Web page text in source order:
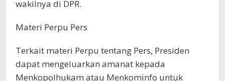
wakilnya di DPR.
Materi Perpu Pers
Terkait materi Perpu tentang Pers, Presiden
dapat mengeluarkan amanat kepada
Menkopolhukam atau Menkominfo untuk